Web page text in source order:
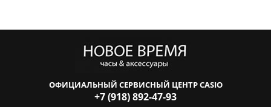
ОФИЦИАЛЬНЫЙ СЕРВИСНЫЙ ЦЕНТР CASIO
+7 (918) 892-47-93